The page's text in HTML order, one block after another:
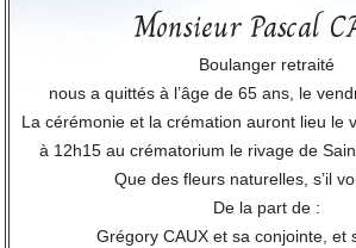
Monsieur Pascal
Boulanger retraité
nous a quittés à l’âge de 65 ans, le
La cérémonie et la crémation auront lieu le
à 12h15 au crématorium le rivage de
Que des fleurs naturelles, s’il
De la part de :
Grégory CAUX et sa conjointe, et